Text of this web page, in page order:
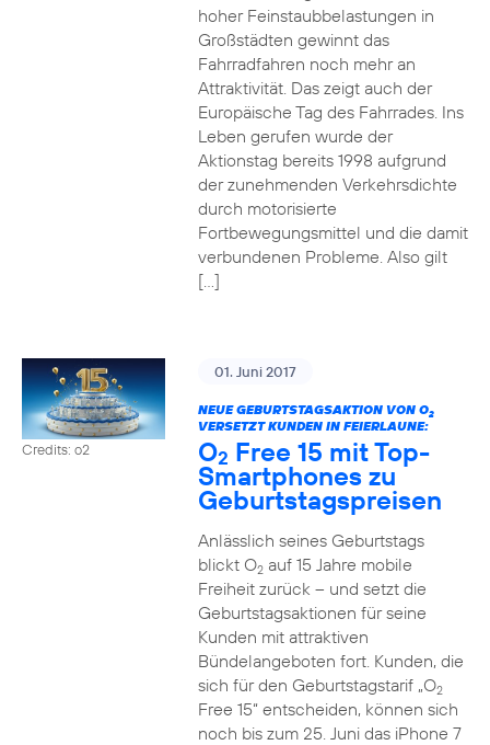
hoher Feinstaubbelastungen in
Großstädten gewinnt das
Fahrradfahren noch mehr an
Attraktivität. Das zeigt auch der
Europäische Tag des Fahrrades. Ins
Leben gerufen wurde der
Aktionstag bereits 1998 aufgrund
der zunehmenden Verkehrsdichte
durch motorisierte
Fortbewegungsmittel und die damit
verbundenen Probleme. Also gilt
[…]
Credits: o2
01. Juni 2017
NEUE GEBURTSTAGSAKTION VON O2
VERSETZT KUNDEN IN FEIERLAUNE:
O2 Free 15 mit Top-
Smartphones zu
Geburtstagspreisen
Anlässlich seines Geburtstags
blickt O2auf 15 Jahre mobile
Freiheit zurück – und setzt die
Geburtstagsaktionen für seine
Kunden mit attraktiven
Bündelangeboten fort. Kunden, die
sich für den Geburtstagstarif „O2
Free 15“ entscheiden, können sich
noch bis zum 25. Juni das iPhone 7